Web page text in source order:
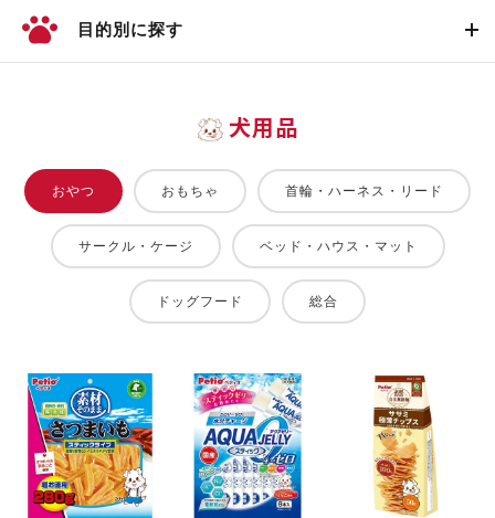
目的別に探す
犬用品
おやつ おもちゃ 首輪・ハーネス・リード
サークル・ケージ ベッド・ハウス・マット
ドッグフード 総合